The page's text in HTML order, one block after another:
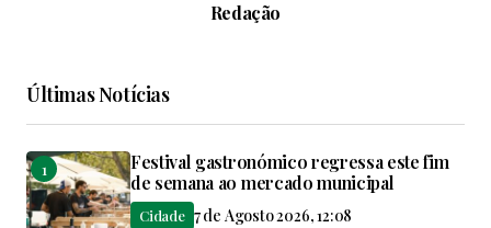
Redação
Últimas Notícias
Festival gastronómico regressa este fim
de semana ao mercado municipal
Cidade 7 de Agosto 2026, 12:08